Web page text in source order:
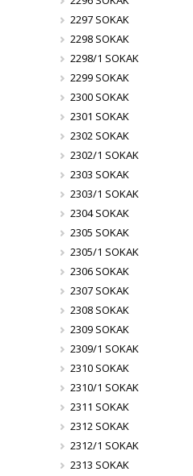
2297 SOKAK
2298 SOKAK
2298/1 SOKAK
2299 SOKAK
2300 SOKAK
2301 SOKAK
2302 SOKAK
2302/1 SOKAK
2303 SOKAK
2303/1 SOKAK
2304 SOKAK
2305 SOKAK
2305/1 SOKAK
2306 SOKAK
2307 SOKAK
2308 SOKAK
2309 SOKAK
2309/1 SOKAK
2310 SOKAK
2310/1 SOKAK
2311 SOKAK
2312 SOKAK
2312/1 SOKAK
2313 SOKAK